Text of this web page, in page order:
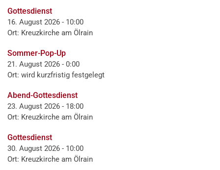
Gottesdienst
16. August 2026 - 10:00
Ort: Kreuzkirche am Ölrain
Sommer-Pop-Up
21. August 2026 - 0:00
Ort: wird kurzfristig festgelegt
Abend-Gottesdienst
23. August 2026 - 18:00
Ort: Kreuzkirche am Ölrain
Gottesdienst
30. August 2026 - 10:00
Ort: Kreuzkirche am Ölrain